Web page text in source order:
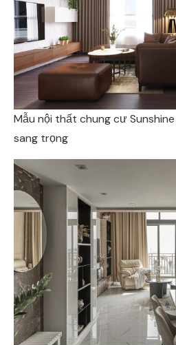
Mẫu nội thất chung cư
sang trọng